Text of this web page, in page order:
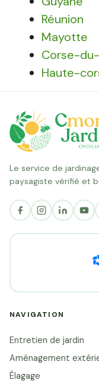
Réunion
Mayotte
Corse-
Haute-
Le service de
paysagiste vérifié et
NAVIGATION
Entretien de jardin
Aménagement
Élagage